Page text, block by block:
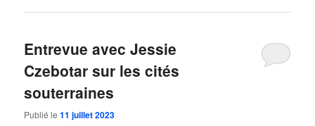
Entrevue avec Jessie
Czebotar sur les cités
souterraines
Publié le11 juillet 2023